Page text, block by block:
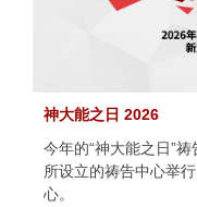
神大能之日 2026
今年的“神大能之日”
所设立的祷告中心举
心。